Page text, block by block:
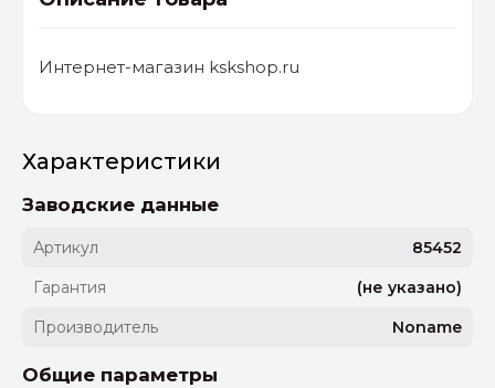
Интернет-магазин kskshop.ru
Характеристики
Заводские данные
Артикул
85452
Гарантия
(не указано)
Производитель
Noname
Общие параметры